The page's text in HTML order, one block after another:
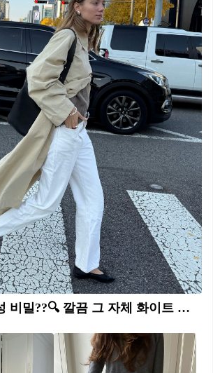
봄 스타일의 완성 비밀??🔍 깔끔 그 자체 화이트 팬츠🪽👀두고두고 즐겨보자 계절이 바뀌면서 옷도 한층 화사해지는데요. 이때 빼놓을 수 없는 아이템이 바로 심플하지만 포인트가 되는 화이트 팬츠입니다. 밝은 컬러와 깔끔한 실루엣 덕분에 어떤 옷과 매치해도 화사한 분위기를 연출할 수 있습니다. 무채색 톤 상의와 매치하면 차분하고 깔끔한 룩을, 밝은 컬러의 트렌치코트와 입으면 전체적으로 산뜻하고 세련된 느낌을 더할 수 있죠. 이번 시즌 스타일링에 포인트로 활용하기 좋은 아이템입니다.